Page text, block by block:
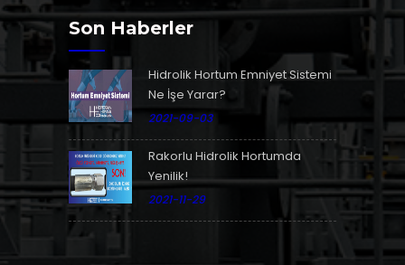
Son Haberler
Hidrolik Hortum Emniyet Sistemi
Ne İşe Yarar?
2021-09-03
Rakorlu Hidrolik Hortumda
Yenilik!
2021-11-29